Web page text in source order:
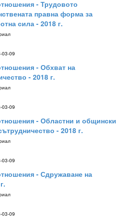
- Трудовото
правна форма за
сила - 2018 г.
03-09
- Обхват на
- 2018 г.
03-09
- Областни и общински
- 2018 г.
03-09
- Сдружаване на
03-09